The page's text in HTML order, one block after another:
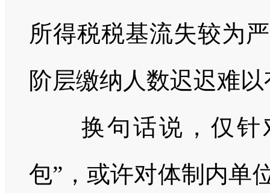
所得税税基流失较为
阶层缴纳人数迟迟难
换句话说，仅针
包”，或许对体制内单